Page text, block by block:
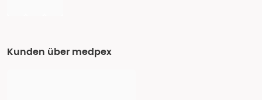
Kunden über medpex